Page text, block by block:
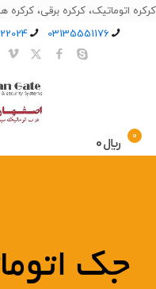
کرکره اتوماتیک، کرکره برقی،
03135551176
0 ﷼0
جک